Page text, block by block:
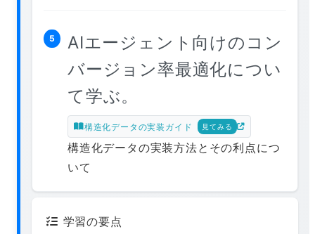
5
AIエージェント向けのコン
バージョン率最適化につい
て学ぶ。
構造化データの実装ガイド 見てみる
構造化データの実装方法とその利点につ
いて
学習の要点